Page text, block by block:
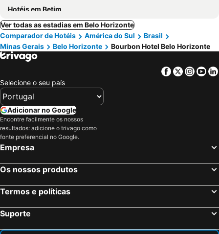
Hotéis em Betim
Ver todas as estadias em Belo Horizonte
Comparador de Hotéis
América do Sul
Brasil
Minas Gerais
Belo Horizonte Bourbon Hotel Belo Horizonte
Facebook
Twitter
Selecione o seu país
Adicionar no Google
Encontre facilmente os nossos
resultados: adicione o trivago como
fonte preferencial no Google.
Empresa
Os nossos produtos
Termos e políticas
Suporte